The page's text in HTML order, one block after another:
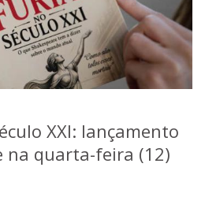
XXI: lançamento
na quarta-feira (12)